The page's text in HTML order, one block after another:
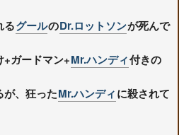
るグールのDr.ロットソンが死んで
ガードマン+Mr.ハンディ付きの
が、狂ったMr.ハンディに殺されて